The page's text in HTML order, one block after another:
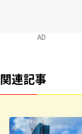
AD
関連記事